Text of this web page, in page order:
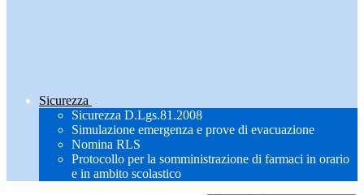
Sicurezza
Sicurezza D.Lgs.81.2008
Simulazione emergenza e prove di evacuazione
Nomina RLS
Protocollo per la somministrazione di farmaci in orario
e in ambito scolastico